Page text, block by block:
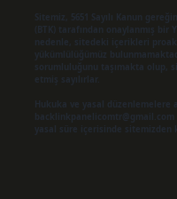
Sitemiz, 5651 Sayılı Kanun
(BTK) tarafından onaylanmış
nedenle, sitedeki içerikleri
yükümlülüğümüz
sorumluluğunu taşımakta olup,
etmiş sayılırlar.
Hukuka ve yasal düzenlemelere
backlinkpanelicomtr@gmail.com
yasal süre içerisinde sitemizden